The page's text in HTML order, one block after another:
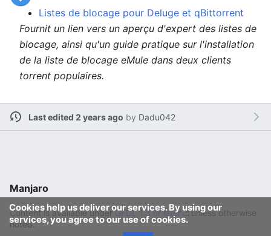
Listes de blocage pour Deluge et qBittorrent
Fournit un lien vers un aperçu d'expert des listes de
blocage, ainsi qu'un guide pratique sur l'installation
de la liste de blocage eMule dans deux clients
torrent populaires.
Last edited 2 years ago by Dadu042
Cookies help us deliver our services. By using our
services, you agree to our use of cookies.
Manjaro
Content is available underGFDL 1.3 or later
unless otherwise
noted.